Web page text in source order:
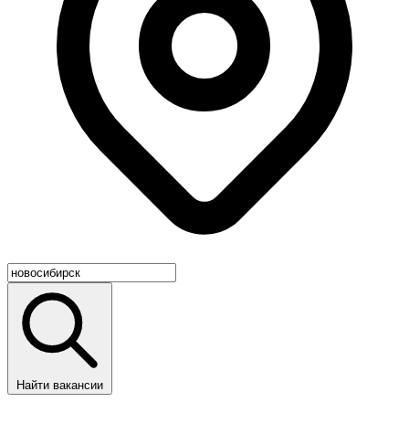
Найти вакансии